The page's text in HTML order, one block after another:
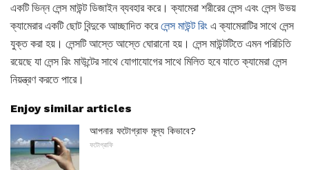
একটি ভিন্ন লেন্স মাউন্ট ডিজাইন ব্যবহার করে। ক্যামেরা শরীরের লেন্স এবং লেন্স উভয়
ক্যামেরার একটি ছোট বিন্দুকে আচ্ছাদিত করেলেন্স মাউন্ট রিং এ ক্যামেরাটির সাথে লেন্স
যুক্ত করা হয়। লেন্সটি আস্তে আস্তে ঘোরানো হয়। লেন্স মাউন্টটিতে এমন পরিচিতি
রয়েছে যা লেন্স রিং মাউন্টের সাথে যোগাযোগের সাথে মিলিত হবে যাতে ক্যামেরা লেন্স
নিয়ন্ত্রণ করতে পারে।
Enjoy similar articles
আপনার ফটোগ্রাফ মূল্য কিভাবে?
ফটোগ্রাফি